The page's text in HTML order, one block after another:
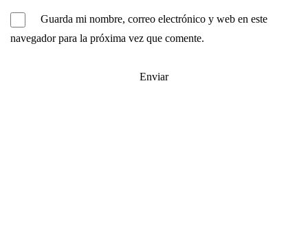
Guarda mi nombre, correo electrónico y web en este
navegador para la próxima vez que comente.